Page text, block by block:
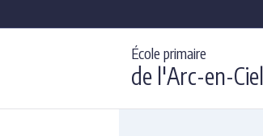
École primaire
de l'Arc-en-Ciel